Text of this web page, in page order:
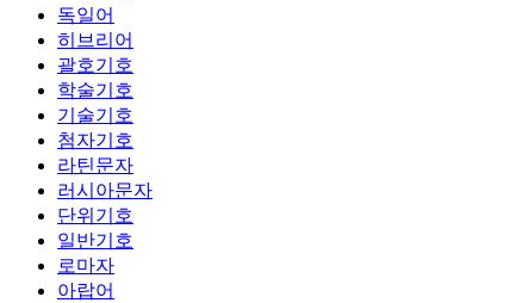
독일어
히브리어
괄호기호
학술기호
기술기호
첨자기호
라틴문자
러시아문자
단위기호
일반기호
로마자
아랍어